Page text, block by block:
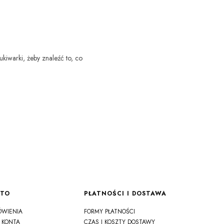
żeby znaleźć to, co
PŁATNOŚCI I DOSTAWA
FORMY PŁATNOŚCI
CZAS I KOSZTY DOSTAWY